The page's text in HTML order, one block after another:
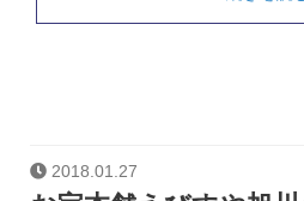
2018.01.27